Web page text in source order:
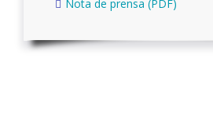
Nota de prensa (PDF)